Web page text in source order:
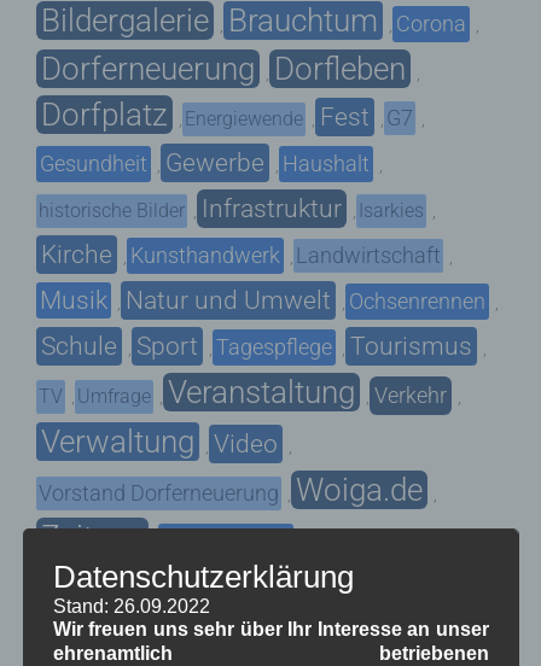
Bildergalerie , Brauchtum , Corona ,
Dorferneuerung , Dorfleben ,
Dorfplatz , Energiewende , Fest , G7 ,
Gesundheit , Gewerbe , Haushalt ,
historische Bilder , Infrastruktur , Isarkies ,
Kirche , Kunsthandwerk , Landwirtschaft ,
Musik , Natur und Umwelt , Ochsenrennen ,
Schule , Sport , Tagespflege , Tourismus ,
TV , Umfrage , Veranstaltung , Verkehr ,
Verwaltung , Video ,
Vorstand Dorferneuerung , Woiga.de ,
Zeitung
Bauernregel im August
Datenschutzerklärung
Stand: 26.09.2022
Wir freuen uns sehr über Ihr Interesse an unser
ehrenamtlich betriebenen